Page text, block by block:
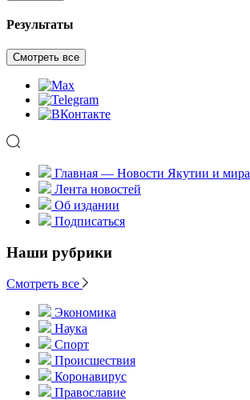
Результаты
Смотреть все
Главная — Новости Якутии и мира
Лента новостей
Об издании
Подписаться
Наши рубрики
Смотреть все
Экономика
Наука
Спорт
Происшествия
Коронавирус
Православие